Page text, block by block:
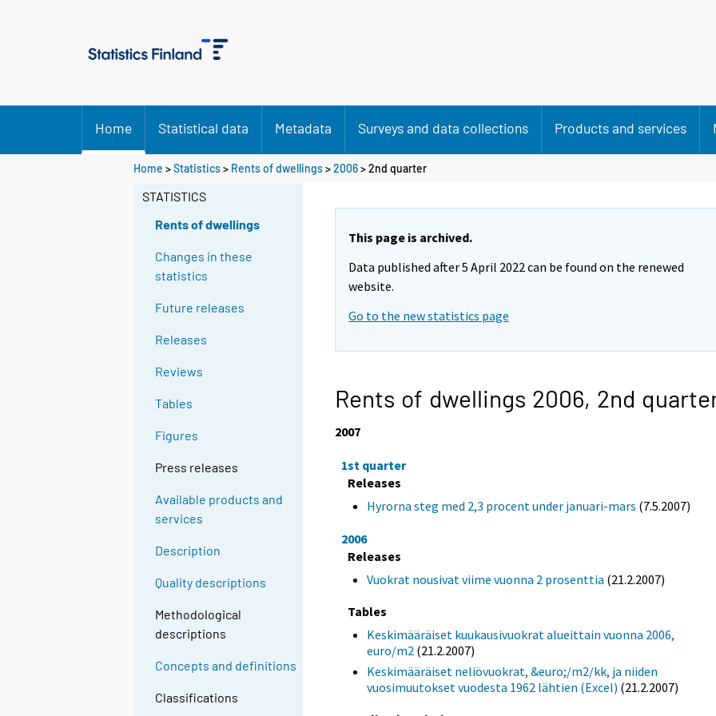
Home Statistical data Metadata Surveys and data collections Products and services
Home >Statistics> Rents of dwellings>2006>2nd quarter
STATISTICS
Rents of dwellings
Changes in these
statistics
Future releases
Releases
Reviews
Tables
Figures
Press releases
Available products and
services
Description
Quality descriptions
Methodological
descriptions
Concepts and definitions
Classifications
This page is archived.
Data published after 5 April 2022 can be found on the renewed
website.
Go to the new statistics page
Rents of dwellings 2006, 2nd
2007
1st quarter
Releases
Hyrorna steg med 2,3 procent under januari-mars (7.5.2007)
2006
Releases
Vuokrat nousivat viime vuonna 2 prosenttia (21.2.2007)
Tables
Keskimääräiset kuukausivuokrat alueittain vuonna 2006,
euro/m2 (21.2.2007)
Keskimääräiset neliövuokrat, &euro;/m2/kk, ja niiden
vuosimuutokset vuodesta 1962 lähtien (Excel) (21.2.2007)